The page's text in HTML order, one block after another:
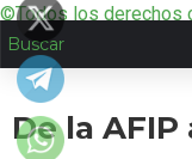
©Todos los derechos
De la